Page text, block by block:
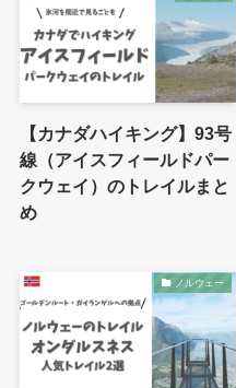
【カナダハイキング】93号
線（アイスフィールドパー
クウェイ）のトレイルまと
め
ノルウェー